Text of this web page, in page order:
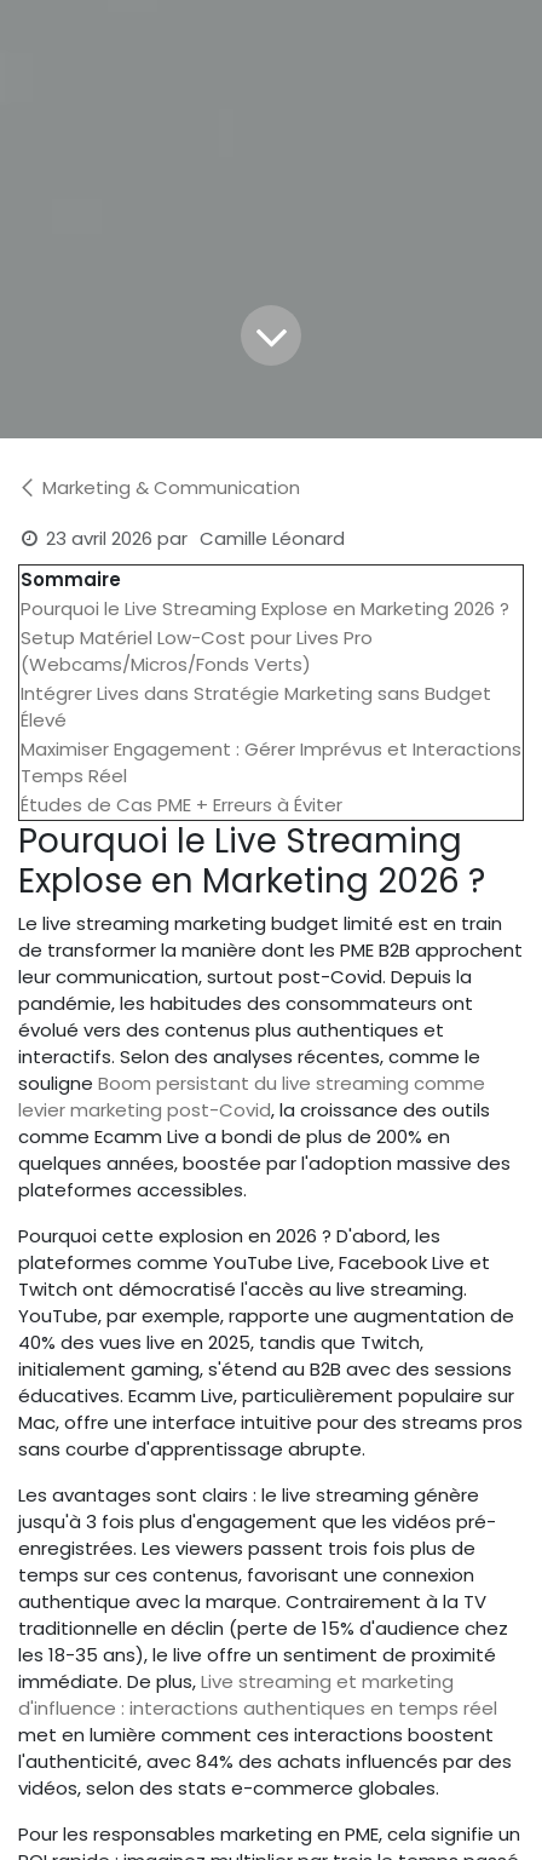
Marketing & Communication
23 avril 2026 par Camille Léonard
Sommaire
Pourquoi le Live Streaming Explose en Marketing 2026 ?
Setup Matériel Low-Cost pour Lives Pro
(Webcams/Micros/Fonds Verts)
Intégrer Lives dans Stratégie Marketing sans Budget
Élevé
Maximiser Engagement : Gérer Imprévus et Interactions
Temps Réel
Études de Cas PME + Erreurs à Éviter
Pourquoi le Live Streaming
Explose en Marketing 2026 ?
Le live streaming marketing budget limité est en train
de transformer la manière dont les PME B2B approchent
leur communication, surtout post-Covid. Depuis la
pandémie, les habitudes des consommateurs ont
évolué vers des contenus plus authentiques et
interactifs. Selon des analyses récentes, comme le
souligne Boom persistant du live streaming comme
levier marketing post-Covid, la croissance des outils
comme Ecamm Live a bondi de plus de 200% en
quelques années, boostée par l'adoption massive des
plateformes accessibles.
Pourquoi cette explosion en 2026 ? D'abord, les
plateformes comme YouTube Live, Facebook Live et
Twitch ont démocratisé l'accès au live streaming.
YouTube, par exemple, rapporte une augmentation de
40% des vues live en 2025, tandis que Twitch,
initialement gaming, s'étend au B2B avec des sessions
éducatives. Ecamm Live, particulièrement populaire sur
Mac, offre une interface intuitive pour des streams pros
sans courbe d'apprentissage abrupte.
Les avantages sont clairs : le live streaming génère
jusqu'à 3 fois plus d'engagement que les vidéos pré-
enregistrées. Les viewers passent trois fois plus de
temps sur ces contenus, favorisant une connexion
authentique avec la marque. Contrairement à la TV
traditionnelle en déclin (perte de 15% d'audience chez
les 18-35 ans), le live offre un sentiment de proximité
immédiate. De plus,Live streaming et marketing
d'influence : interactions authentiques en temps réel
met en lumière comment ces interactions boostent
l'authenticité, avec 84% des achats influencés par des
vidéos, selon des stats e-commerce globales.
Pour les responsables marketing en PME, cela signifie un